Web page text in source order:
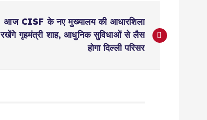
आज CISF के नए मुख्यालय की आधारशिला
रखेंगे गृहमंत्री शाह, आधुनिक सुविधाओं से लैस
होगा दिल्ली परिसर